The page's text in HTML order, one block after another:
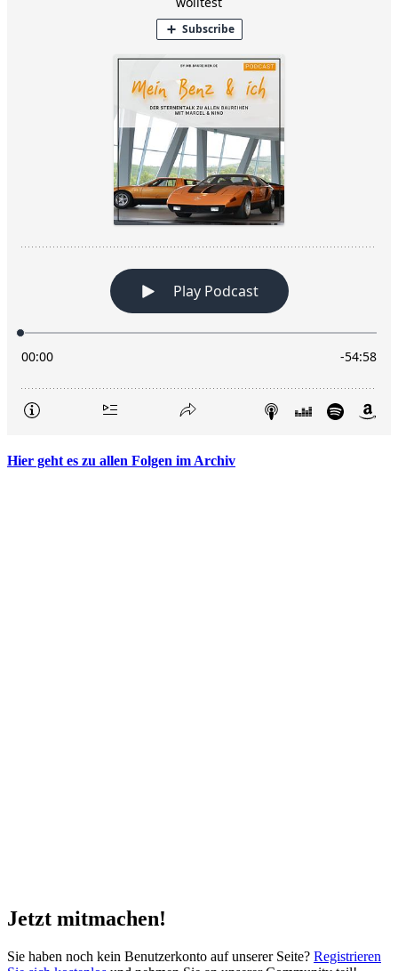
Hier geht es zu allen Folgen im Archiv
Jetzt mitmachen!
Sie haben noch kein Benutzerkonto auf unserer Seite? Registrieren